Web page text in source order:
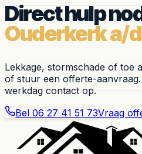
Direct hulp
Ouderkerk a/
Lekkage, stormschade of toe
of stuur een offerte-
werkdag contact op.
Bel 06 27 41 51 73Vraag